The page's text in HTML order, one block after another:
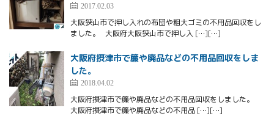
2017.02.03
大阪狭山市で押し入れの布団や粗大ゴミの不用品回収をし
ました。 大阪府大阪狭山市で押し入 […][…]
大阪府摂津市で簾や廃品などの不用品回収をしま
した。
2018.04.02
大阪府摂津市で簾や廃品などの不用品回収をしました。
大阪府摂津市で簾や廃品などの不用品 […][…]